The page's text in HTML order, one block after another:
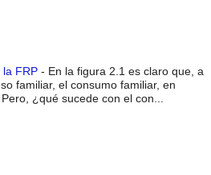
la FRP - En la figura 2.1 es claro que, a
familiar, el consumo familiar, en
¿qué sucede con el con...